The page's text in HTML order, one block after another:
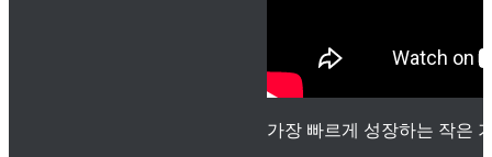
가장 빠르게 성장하는 작은